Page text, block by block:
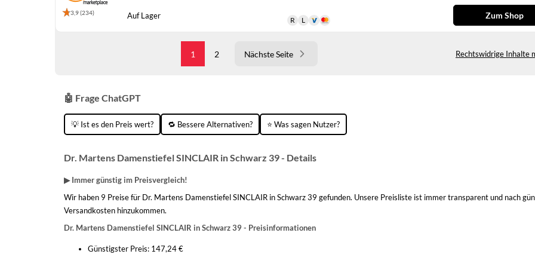
3,9 (234) Auf Lager Zum Shop
1 2 Nächste Seite Rechtswidrige Inhalte
🤖 Frage ChatGPT
💡 Ist es den Preis wert? 🔁 Bessere Alternativen? ⭐ Was sagen Nutzer?
Dr. Martens Damenstiefel SINCLAIR in Schwarz 39 - Details
▶ Immer günstig im Preisvergleich!
Wir haben 9 Preise für Dr. Martens Damenstiefel SINCLAIR in Schwarz 39 gefunden. Unsere Preisliste ist immer transparent und nach
Versandkosten hinzukommen.
Dr. Martens Damenstiefel SINCLAIR in Schwarz 39 - Preisinformationen
Günstigster Preis: 147,24 €